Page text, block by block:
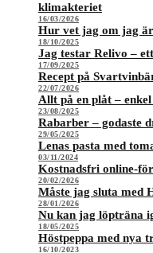
klimakteriet
16/03/2026
Hur vet jag om jag
18/10/2025
Jag testar Relivo –
17/09/2025
Recept på
22/07/2026
Allt på en plåt –
23/08/2025
Rabarber – godaste
29/05/2025
Lenas pasta med
03/11/2024
Kostnadsfri online-
20/02/2026
Måste jag sluta med
28/01/2026
Nu kan jag löpträna
18/05/2025
Höstpeppa med nya
16/10/2023